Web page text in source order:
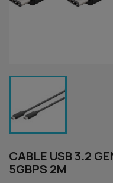
CABLE USB 3.2
5GBPS 2M